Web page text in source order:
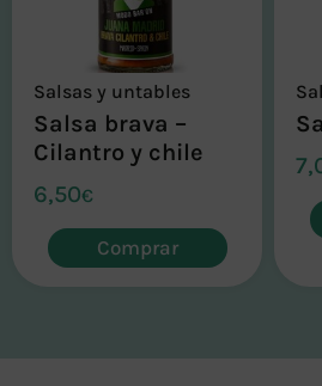
Salsas y untables
Salsa brava –
Cilantro y chile
6,50€
Comprar